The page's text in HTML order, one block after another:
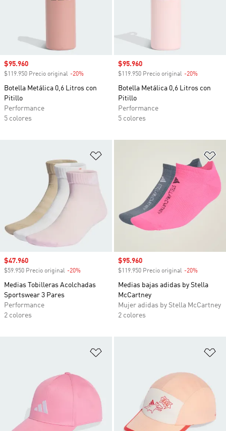
Precio de venta
$95.960
$119.950 Precio original -20%
Botella Metálica 0,6 Litros con
Pitillo
Performance
5 colores
Precio de venta
$95.960
$119.950 Precio original -20%
Botella Metálica 0,6 Litros con
Pitillo
Performance
5 colores
Precio de venta
$47.960
$59.950 Precio original -20%
Medias Tobilleras Acolchadas
Sportswear 3 Pares
Performance
2 colores
Precio de venta
$95.960
$119.950 Precio original -20%
Medias bajas adidas by Stella
McCartney
Mujer adidas by Stella McCartney
2 colores